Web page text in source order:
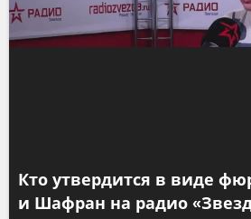
Кто утвердится в виде
и Шафран на радио